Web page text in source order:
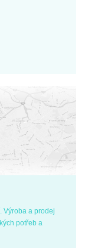
Výroba a prodej
potřeb a